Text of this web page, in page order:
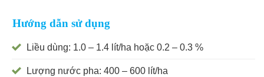
Hướng dẫn sử dụng
Liều dùng: 1.0 – 1.4 lít/ha hoặc 0.2 – 0.3 %
Lượng nước pha: 400 – 600 lít/ha